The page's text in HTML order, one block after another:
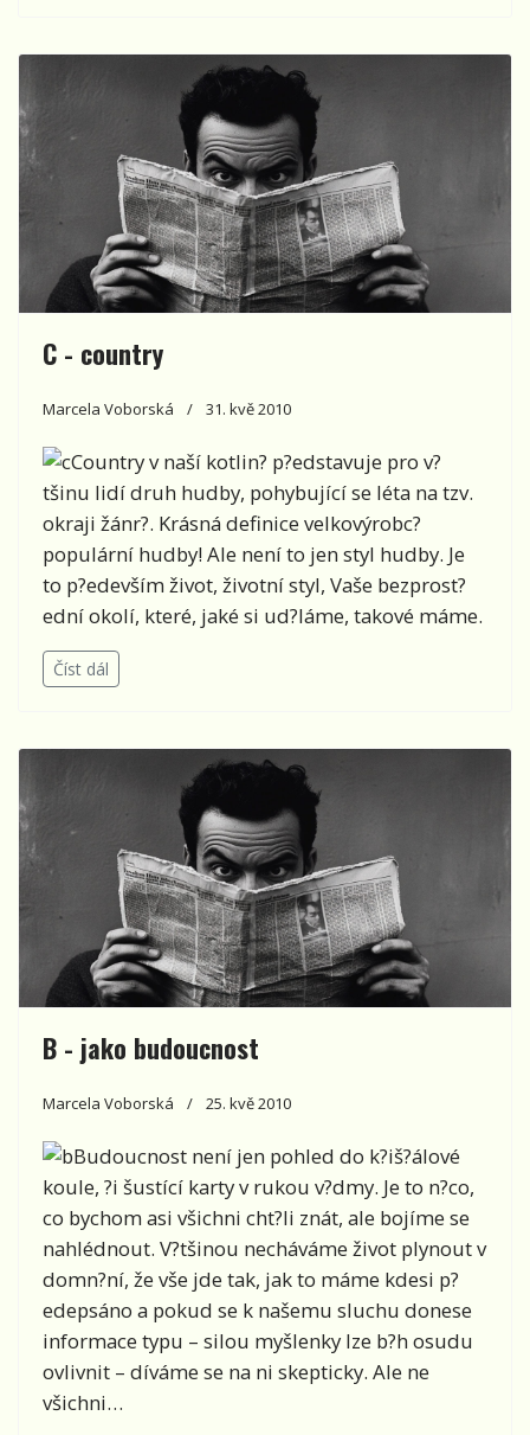
C - country
Marcela Voborská 31. kvě 2010
Country v naší kotlin? p?edstavuje pro v?
tšinu lidí druh hudby, pohybující se léta na tzv.
okraji žánr?. Krásná definice velkovýrobc?
populární hudby! Ale není to jen styl hudby. Je
to p?edevším život, životní styl, Vaše bezprost?
ední okolí, které, jaké si ud?láme, takové máme.
Číst dál
B - jako budoucnost
Marcela Voborská 25. kvě 2010
Budoucnost není jen pohled do k?iš?álové
koule, ?i šustící karty v rukou v?dmy. Je to n?co,
co bychom asi všichni cht?li znát, ale bojíme se
nahlédnout. V?tšinou necháváme život plynout v
domn?ní, že vše jde tak, jak to máme kdesi p?
edepsáno a pokud se k našemu sluchu donese
informace typu – silou myšlenky lze b?h osudu
ovlivnit – díváme se na ni skepticky. Ale ne
všichni…